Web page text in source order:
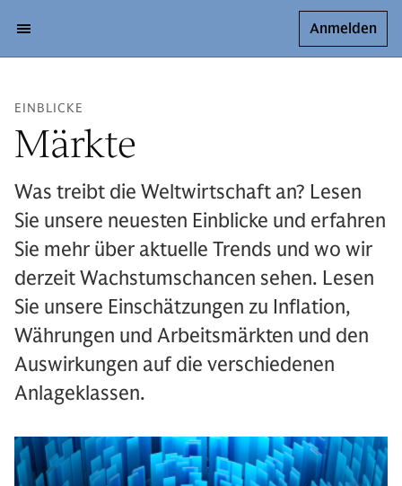
Anmelden
EINBLICKE
Märkte
Was treibt die Weltwirtschaft an? Lesen
Sie unsere neuesten Einblicke und erfahren
Sie mehr über aktuelle Trends und wo wir
derzeit Wachstumschancen sehen. Lesen
Sie unsere Einschätzungen zu Inflation,
Währungen und Arbeitsmärkten und den
Auswirkungen auf die verschiedenen
Anlageklassen.